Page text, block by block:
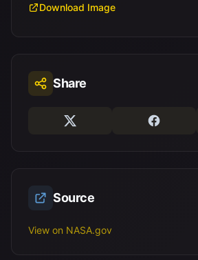
Download Image
Share
Source
View on NASA.gov